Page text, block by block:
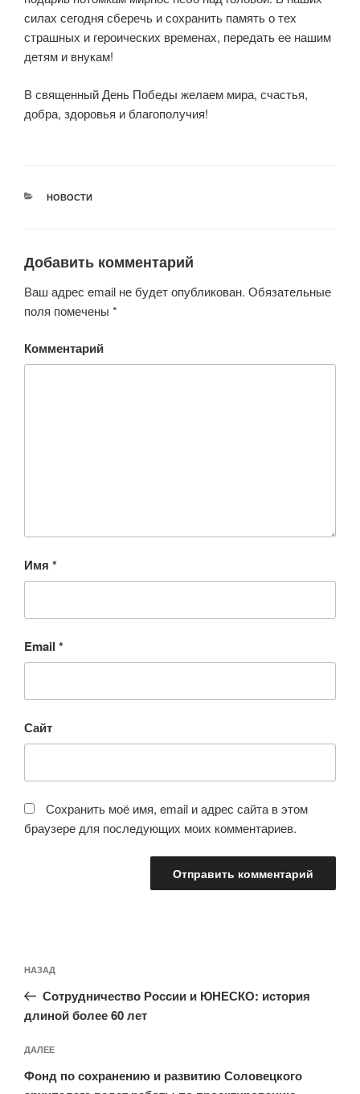
силах сегодня сберечь и сохранить память о тех
страшных и героических временах, передать ее нашим
детям и внукам!
В священный День Победы желаем мира, счастья,
добра, здоровья и благополучия!
РУБРИКИ
НОВОСТИ
Добавить комментарий
Ваш адрес email не будет опубликован. Обязательные
поля помечены *
Комментарий
Имя *
Email *
Сайт
Сохранить моё имя, email и адрес сайта в этом
браузере для последующих моих комментариев.
по
записям
Предыдущая
запись:
НАЗАД
Сотрудничество России и ЮНЕСКО: история
длиной более 60 лет
Следующая
запись
ДАЛЕЕ
Фонд по сохранению и развитию Соловецкого